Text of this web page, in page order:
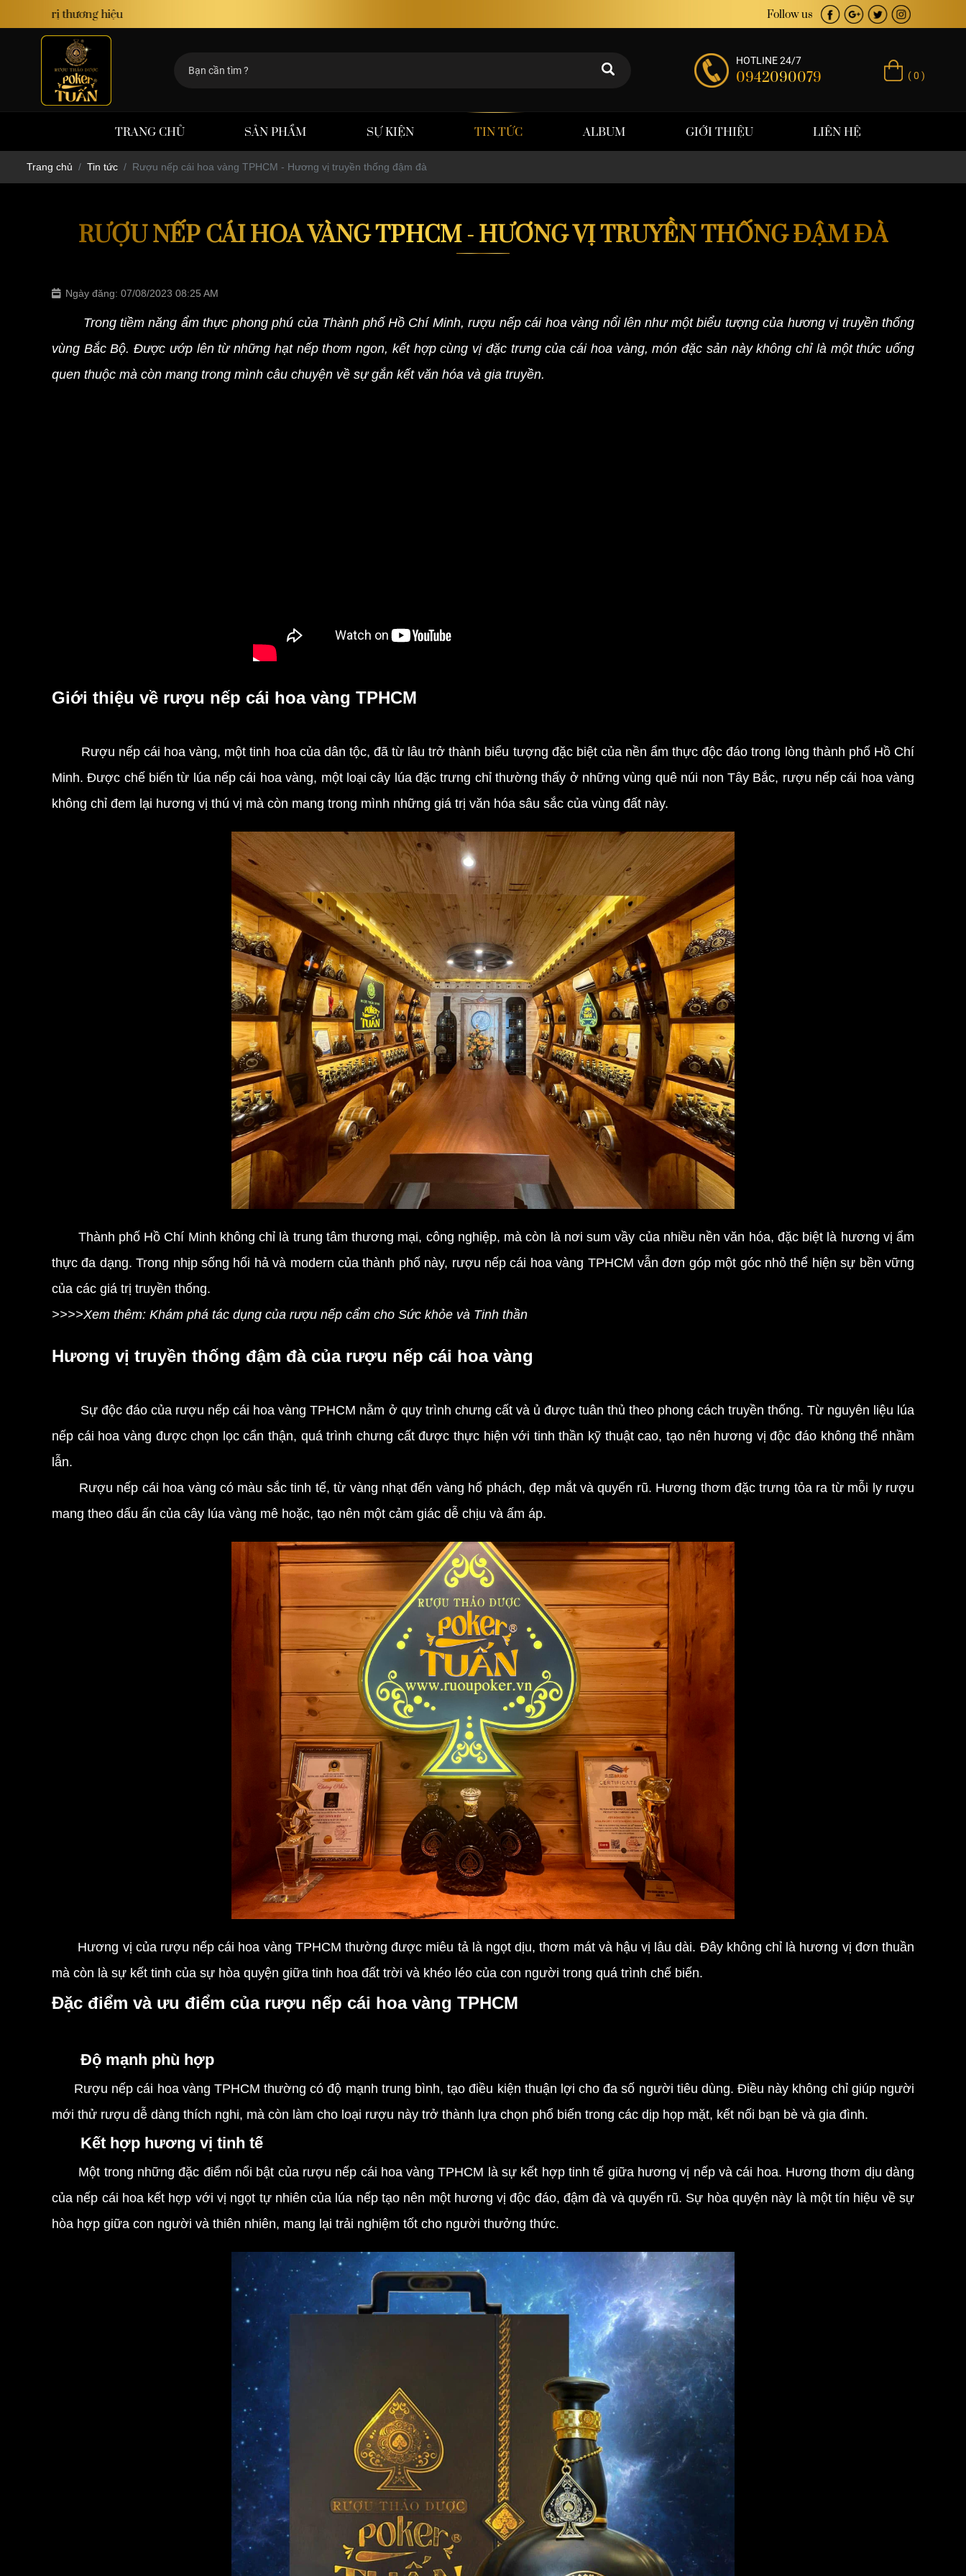
Follow us
HOTLINE 24/7
0942090079 ( 0 )
TRANG CHỦ SẢN PHẨM SỰ KIỆN TIN TỨC ALBUM GIỚI THIỆU LIÊN HỆ
Trang chủ Tin tức Rượu nếp cái hoa vàng TPHCM - Hương vị truyền thống đậm đà
RƯỢU NẾP CÁI HOA VÀNG TPHCM - HƯƠNG VỊ TRUYỀN THỐNG ĐẬM ĐÀ
Ngày đăng: 07/08/2023 08:25 AM
Trong tiềm năng ẩm thực phong phú của Thành phố Hồ Chí Minh,rượu nếp cáihoa vàng nổi lên như một biểu tượng của hương vị truyền thống
vùng Bắc Bộ. Được ướp lên từ những hạt nếp thơm ngon, kết hợp cùng vị đặc trưng của cái hoa vàng, món đặc sản này không chỉ là một thức uống
quen thuộc mà còn mang trong mình câu chuyện về sự gắn kết văn hóa và gia truyền.
Giới thiệu về rượu nếp cái hoa vàng TPHCM
Rượu nếp cái hoa vàng, một tinh hoa của dân tộc, đã từ lâu trở thành biểu tượng đặc biệt của nền ẩm thực độc đáo trong lòng thành phố Hồ Chí
Minh. Được chế biến từ lúa nếp cái hoa vàng, một loại cây lúa đặc trưng chỉ thường thấy ở những vùng quê núi non Tây Bắc, rượu nếp cái hoa vàng
không chỉ đem lại hương vị thú vị mà còn mang trong mình những giá trị văn hóa sâu sắc của vùng đất này.
Thành phố Hồ Chí Minh không chỉ là trung tâm thương mại, công nghiệp, mà còn là nơi sum vầy của nhiều nền văn hóa, đặc biệt là hương vị ẩm
thực đa dạng. Trong nhịp sống hối hả và modern của thành phố này, rượu nếp cái hoa vàng TPHCM vẫn đơn góp một góc nhỏ thể hiện sự bền vững
của các giá trị truyền thống.
>>>>Xem thêm: Khám phá tác dụng của rượu nếp cẩm cho Sức khỏe và Tinh thần
Hương vị truyền thống đậm đà của rượu nếp cái hoa vàng
Sự độc đáo của rượu nếp cái hoa vàng TPHCM nằm ở quy trình chưng cất và ủ được tuân thủ theo phong cách truyền thống. Từ nguyên liệu lúa
nếp cái hoa vàng được chọn lọc cẩn thận, quá trình chưng cất được thực hiện với tinh thần kỹ thuật cao, tạo nên hương vị độc đáo không thể nhầm
lẫn.
Rượu nếp cái hoa vàng có màu sắc tinh tế, từ vàng nhạt đến vàng hổ phách, đẹp mắt và quyến rũ. Hương thơm đặc trưng tỏa ra từ mỗi ly rượu
mang theo dấu ấn của cây lúa vàng mê hoặc, tạo nên một cảm giác dễ chịu và ấm áp.
Hương vị của rượu nếp cái hoa vàng TPHCM thường được miêu tả là ngọt dịu, thơm mát và hậu vị lâu dài. Đây không chỉ là hương vị đơn thuần
mà còn là sự kết tinh của sự hòa quyện giữa tinh hoa đất trời và khéo léo của con người trong quá trình chế biến.
Đặc điểm và ưu điểm của rượu nếp cái hoa vàng TPHCM
Độ mạnh phù hợp
Rượu nếp cái hoa vàng TPHCM thường có độ mạnh trung bình, tạo điều kiện thuận lợi cho đa số người tiêu dùng. Điều này không chỉ giúp người
mới thử rượu dễ dàng thích nghi, mà còn làm cho loại rượu này trở thành lựa chọn phổ biến trong các dịp họp mặt, kết nối bạn bè và gia đình.
Kết hợp hương vị tinh tế
Một trong những đặc điểm nổi bật của rượu nếp cái hoa vàng TPHCM là sự kết hợp tinh tế giữa hương vị nếp và cái hoa. Hương thơm dịu dàng
của nếp cái hoa kết hợp với vị ngọt tự nhiên của lúa nếp tạo nên một hương vị độc đáo, đậm đà và quyến rũ. Sự hòa quyện này là một tín hiệu về sự
hòa hợp giữa con người và thiên nhiên, mang lại trải nghiệm tốt cho người thưởng thức.